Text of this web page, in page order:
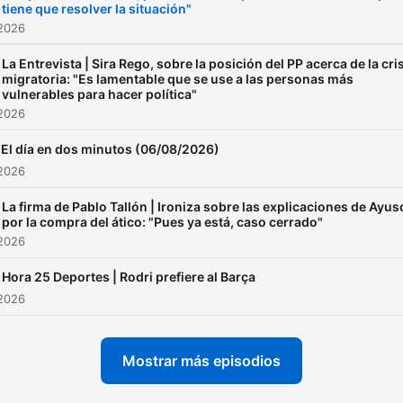
tiene que resolver la situación"
La Entrevista | Sira Rego, sobre la posición del PP acerca de la
migratoria: "Es lamentable que se use a las personas más
vulnerables para hacer política"
El día en dos minutos (06/08/2026)
La firma de Pablo Tallón | Ironiza sobre las explicaciones de
por la compra del ático: "Pues ya está, caso cerrado"
Hora 25 Deportes | Rodri prefiere al Barça
Mostrar más episodios